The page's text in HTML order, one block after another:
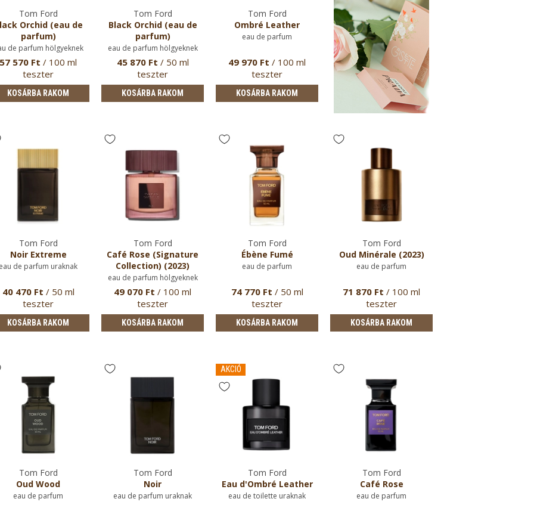
Tom Ford
Orchid (eau de
parfum)
de parfum hölgyeknek
57 570 Ft / 100 ml
teszter
KOSÁRBA RAKOM
Tom Ford
Black Orchid (eau de
parfum)
eau de parfum hölgyeknek
45 870 Ft / 50 ml
teszter
KOSÁRBA RAKOM
Tom Ford
Ombré Leather
eau de parfum
49 970 Ft / 100 ml
teszter
KOSÁRBA RAKOM
Tom Ford
Noir Extreme
de parfum uraknak
40 470 Ft / 50 ml
teszter
KOSÁRBA RAKOM
Tom Ford
Café Rose (Signature
Collection) (2023)
eau de parfum hölgyeknek
49 070 Ft / 100 ml
teszter
KOSÁRBA RAKOM
Tom Ford
Ébène Fumé
eau de parfum
74 770 Ft / 50 ml
teszter
KOSÁRBA RAKOM
Tom Ford
Oud Minérale (2023)
eau de parfum
71 870 Ft / 100 ml
teszter
KOSÁRBA RAKOM
Tom Ford
Oud Wood
eau de parfum
Tom Ford
Noir
eau de parfum uraknak
AKCIÓ
Tom Ford
Eau d'Ombré Leather
eau de toilette uraknak
Tom Ford
Café Rose
eau de parfum